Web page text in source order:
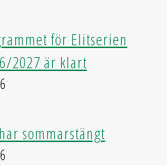
för Elitserien
2027 är klart
sommarstängt